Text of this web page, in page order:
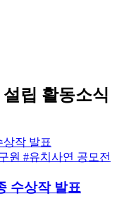
립 활동소식
원 #유치사연 공모전
수상작 발표